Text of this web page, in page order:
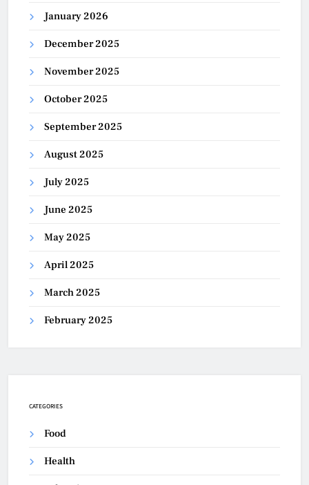
January 2026
December 2025
November 2025
October 2025
September 2025
August 2025
July 2025
June 2025
May 2025
April 2025
March 2025
February 2025
CATEGORIES
Food
Health